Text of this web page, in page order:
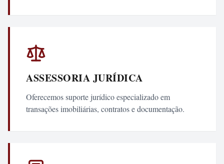
ASSESSORIA JURÍDICA
Oferecemos suporte jurídico especializado em
transações imobiliárias, contratos e documentação.